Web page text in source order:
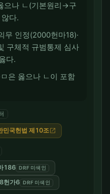
나 ㄴ(기본원리→구
다.
인정(2000헌마18)·
구체적 규범통제 심사
다.
은 옳으나 ㄴ이 포함
민국헌법 제10조 open_in_new
186 DRF 미색인
헌가6 DRF 미색인